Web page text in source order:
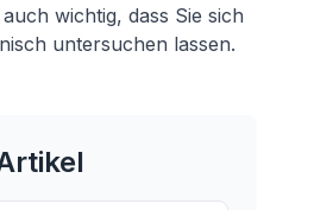
wichtig, dass Sie sich
untersuchen lassen.